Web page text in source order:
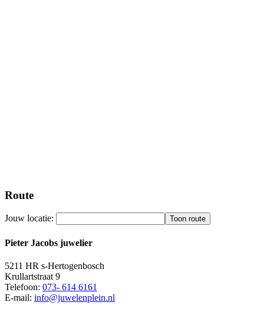
Route
Jouw locatie:
Pieter Jacobs juwelier
5211 HR s-Hertogenbosch
Krullartstraat 9
Telefoon: 073- 614 6161
E-mail: info@juwelenplein.nl